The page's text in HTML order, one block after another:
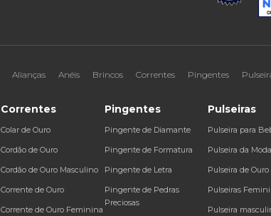
Alianças Anéis Brincos Correntes Pingentes
Correntes
Colar de Ouro
Cordão de Ouro
Cordão de Ouro Masculino
Corrente de Ouro
Corrente de Ouro Feminina
Pingentes
Pingente de Diamante
Pingente de Formatura
Pingente de Letra
Pingente de Pedras
Preciosas
Pulseiras
Pulseira para
Pulseira da Moda
Pulseira de Ouro
Pulseiras
Pulseira